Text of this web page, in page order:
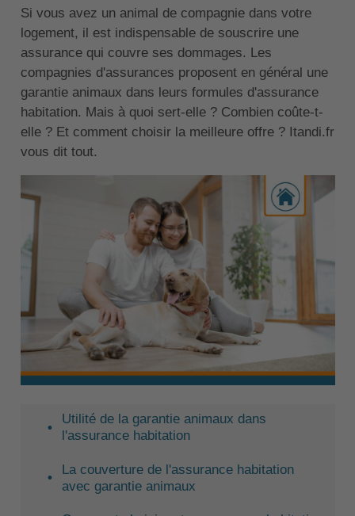
Si vous avez un animal de compagnie dans votre
logement, il est indispensable de souscrire une
assurance qui couvre ses dommages. Les
compagnies d'assurances proposent en général une
garantie animaux dans leurs formules d'assurance
habitation. Mais à quoi sert-elle ? Combien coûte-t-
elle ? Et comment choisir la meilleure offre ? Itandi.fr
vous dit tout.
Utilité de la garantie animaux dans
l'assurance habitation
La couverture de l'assurance habitation
avec garantie animaux